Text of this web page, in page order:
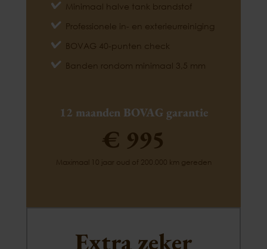
Minimaal halve tank brandstof
Professionele in- en exterieurreiniging
BOVAG 40-punten check
Banden rondom minimaal 3,5 mm
12 maanden BOVAG garantie
€ 995
Maximaal 10 jaar oud of 200.000 km gereden
Extra zeker